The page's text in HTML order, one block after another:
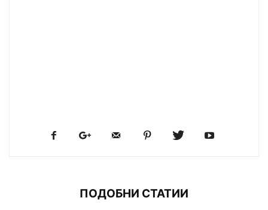
ПОДОБНИ СТАТИИ